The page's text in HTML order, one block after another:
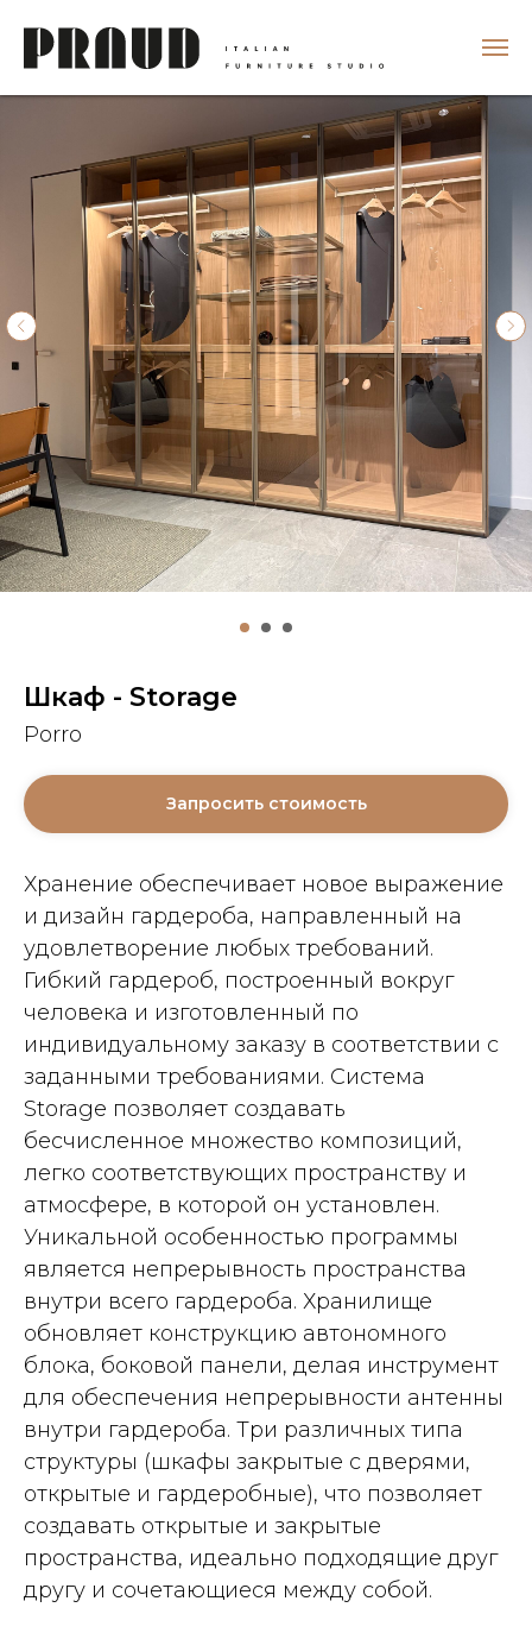
Шкаф - Storage
Porro
Запросить стоимость
Хранение обеспечивает новое выражение
и дизайн гардероба, направленный на
удовлетворение любых требований.
Гибкий гардероб, построенный вокруг
человека и изготовленный по
индивидуальному заказу в соответствии с
заданными требованиями. Система
Storage позволяет создавать
бесчисленное множество композиций,
легко соответствующих пространству и
атмосфере, в которой он установлен.
Уникальной особенностью программы
является непрерывность пространства
внутри всего гардероба. Хранилище
обновляет конструкцию автономного
блока, боковой панели, делая инструмент
для обеспечения непрерывности антенны
внутри гардероба. Три различных типа
структуры (шкафы закрытые с дверями,
открытые и гардеробные), что позволяет
создавать открытые и закрытые
пространства, идеально подходящие друг
другу и сочетающиеся между собой.